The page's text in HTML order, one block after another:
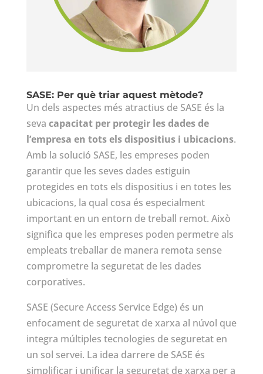
SASE: Per què triar aquest mètode?
Un dels aspectes més atractius de SASE és la
seva capacitat per protegir les dades de
l’empresa en tots els dispositius i ubicacions.
Amb la solució SASE, les empreses poden
garantir que les seves dades estiguin
protegides en tots els dispositius i en totes les
ubicacions, la qual cosa és especialment
important en un entorn de treball remot. Això
significa que les empreses poden permetre als
empleats treballar de manera remota sense
comprometre la seguretat de les dades
corporatives.
SASE (Secure Access Service Edge) és un
enfocament de seguretat de xarxa al núvol que
integra múltiples tecnologies de seguretat en
un sol servei. La idea darrere de SASE és
simplificar i unificar la seguretat de xarxa per a